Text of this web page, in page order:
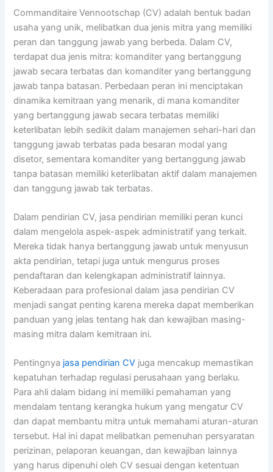
Commanditaire Vennootschap (CV) adalah bentuk badan
usaha yang unik, melibatkan dua jenis mitra yang memiliki
peran dan tanggung jawab yang berbeda. Dalam CV,
terdapat dua jenis mitra: komanditer yang bertanggung
jawab secara terbatas dan komanditer yang bertanggung
jawab tanpa batasan. Perbedaan peran ini menciptakan
dinamika kemitraan yang menarik, di mana komanditer
yang bertanggung jawab secara terbatas memiliki
keterlibatan lebih sedikit dalam manajemen sehari-hari dan
tanggung jawab terbatas pada besaran modal yang
disetor, sementara komanditer yang bertanggung jawab
tanpa batasan memiliki keterlibatan aktif dalam manajemen
dan tanggung jawab tak terbatas.
Dalam pendirian CV, jasa pendirian memiliki peran kunci
dalam mengelola aspek-aspek administratif yang terkait.
Mereka tidak hanya bertanggung jawab untuk menyusun
akta pendirian, tetapi juga untuk mengurus proses
pendaftaran dan kelengkapan administratif lainnya.
Keberadaan para profesional dalam jasa pendirian CV
menjadi sangat penting karena mereka dapat memberikan
panduan yang jelas tentang hak dan kewajiban masing-
masing mitra dalam kemitraan ini.
Pentingnya jasa pendirian CV juga mencakup memastikan
kepatuhan terhadap regulasi perusahaan yang berlaku.
Para ahli dalam bidang ini memiliki pemahaman yang
mendalam tentang kerangka hukum yang mengatur CV
dan dapat membantu mitra untuk memahami aturan-aturan
tersebut. Hal ini dapat melibatkan pemenuhan persyaratan
perizinan, pelaporan keuangan, dan kewajiban lainnya
yang harus dipenuhi oleh CV sesuai dengan ketentuan